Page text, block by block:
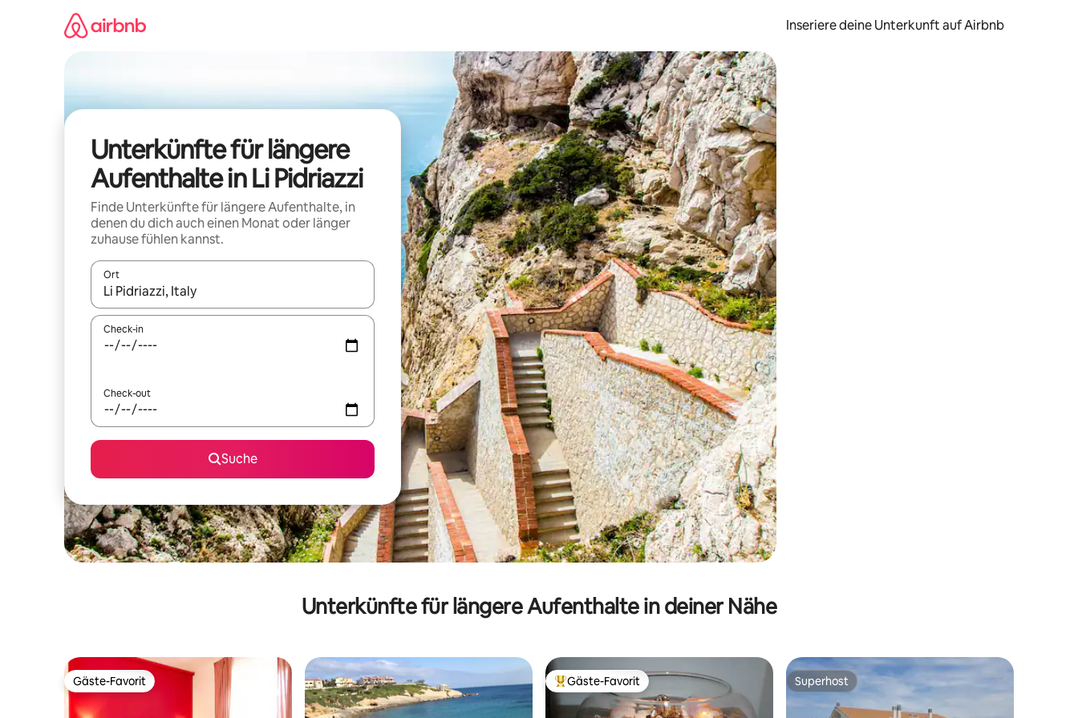
Inseriere deine Unterkunft auf Airbnb
Unterkünfte für längere
Aufenthalte in Li Pidriazzi
Finde Unterkünfte für längere Aufenthalte, in
denen du dich auch einen Monat oder länger
zuhause fühlen kannst.
Ort
Wenn Ergebnisse verfügbar sind, navigiere mit den Pfeiltasten nach oben und unten oder erkunde die Ergebnisse durch Berühren oder Wischgesten.
Check-in
Check-out
Suche
Unterkünfte für längere Aufenthalte in deiner Nähe
Gäste-Favorit
Gäste-Favorit Beliebter Gäste-Favorit.
Gäste-Favorit Superhost
Superhost